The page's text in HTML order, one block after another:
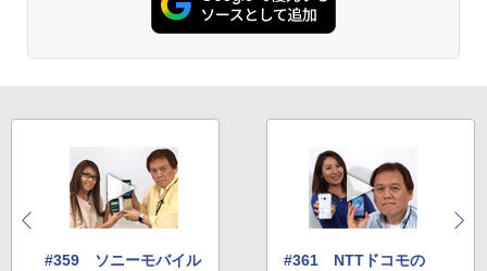
#359 ソニーモバイル
#361 NTTドコモの